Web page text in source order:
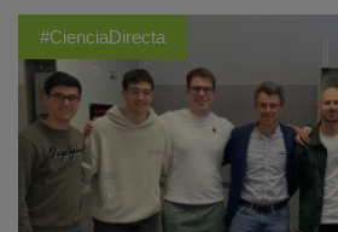
#CienciaDirecta